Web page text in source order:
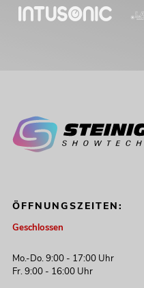
ÖFFNUNGSZEITEN:
Geschlossen
Mo.-Do. 9:00 - 17:00 Uhr
Fr. 9:00 - 16:00 Uhr